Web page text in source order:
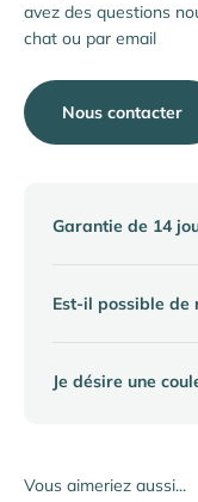
avez des questions
chat ou par email
Nous contacter
Garantie de 14
Est-il possible de
Je désire une